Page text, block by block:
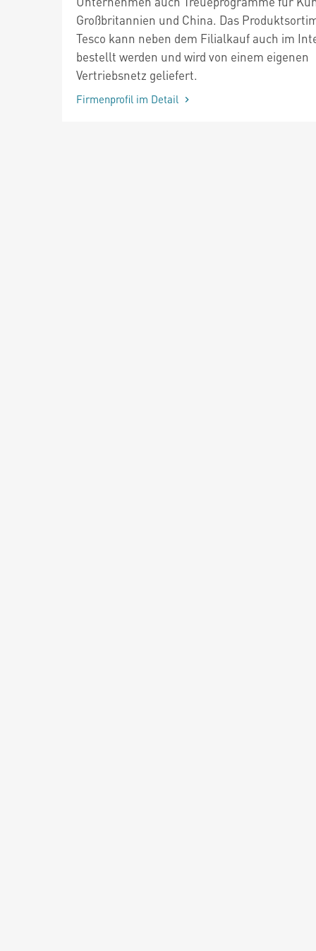
Großbritannien und China. Das
Tesco kann neben dem Filialkauf auch im
bestellt werden und wird von einem eigenen
Vertriebsnetz geliefert.
Firmenprofil im Detail